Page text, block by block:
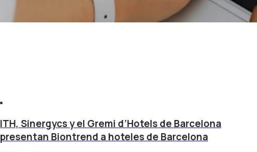
ITH, Sinergycs y el Gremi d’Hotels de Barcelona
presentan Biontrend a hoteles de Barcelona